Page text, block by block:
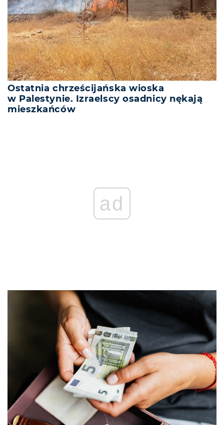
Ostatnia chrześcijańska wioska
w Palestynie. Izraelscy osadnicy nękają
mieszkańców
ad